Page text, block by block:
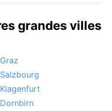
grandes villes
Graz
Salzbourg
Klagenfurt
Dornbirn